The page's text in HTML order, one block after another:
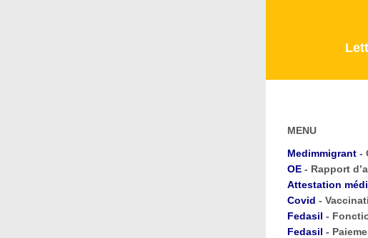
MENU
Medimmigrant -
OE - Rapport
Attestation
Covid -
Fedasil -
Fedasil -